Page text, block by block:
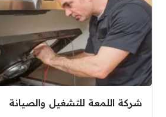
شركة اللمعة للتشغيل والصيانة